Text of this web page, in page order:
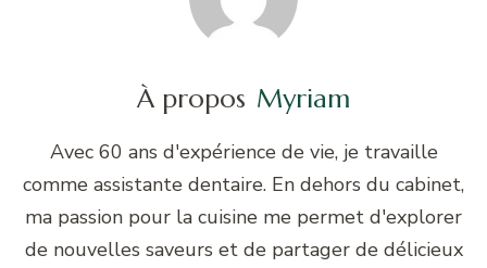
À propos Myriam
Avec 60 ans d'expérience de vie, je travaille
comme assistante dentaire. En dehors du cabinet,
ma passion pour la cuisine me permet d'explorer
de nouvelles saveurs et de partager de délicieux